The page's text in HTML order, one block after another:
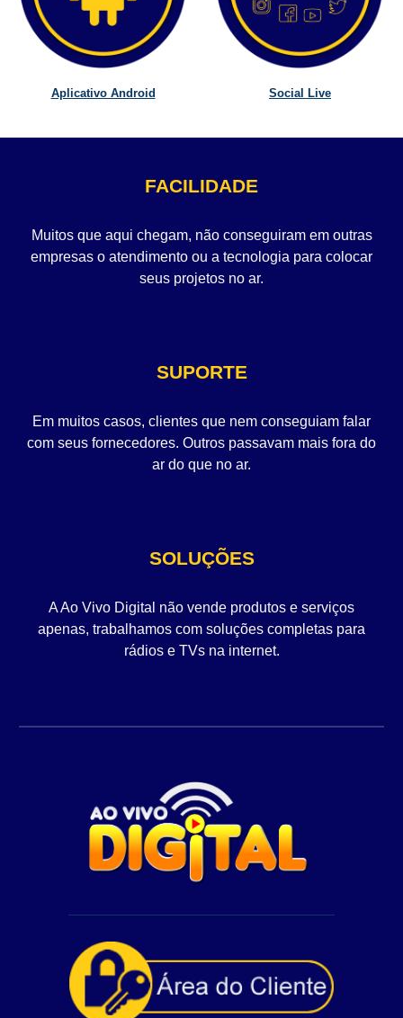
Aplicativo Android Social Live
FACILIDADE
Muitos que aqui chegam, não conseguiram em outras
empresas o atendimento ou a tecnologia para colocar
seus projetos no ar.
SUPORTE
Em muitos casos, clientes que nem conseguiam falar
com seus fornecedores. Outros passavam mais fora do
ar do que no ar.
SOLUÇÕES
A Ao Vivo Digital não vende produtos e serviços
apenas, trabalhamos com soluções completas para
rádios e TVs na internet.